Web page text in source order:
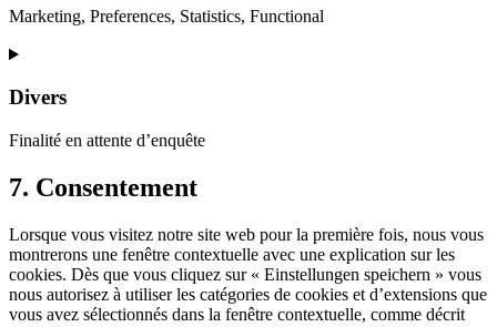
Marketing, Preferences, Statistics, Functional
Consent
service
Divers
Finalité en attente d’enquête
Consent
to
divers
7. Consentement
Lorsque vous visitez notre site web pour la première fois, nous vous
montrerons une fenêtre contextuelle avec une explication sur les
cookies. Dès que vous cliquez sur « Einstellungen speichern » vous
nous autorisez à utiliser les catégories de cookies et d’extensions que
vous avez sélectionnés dans la fenêtre contextuelle, comme décrit